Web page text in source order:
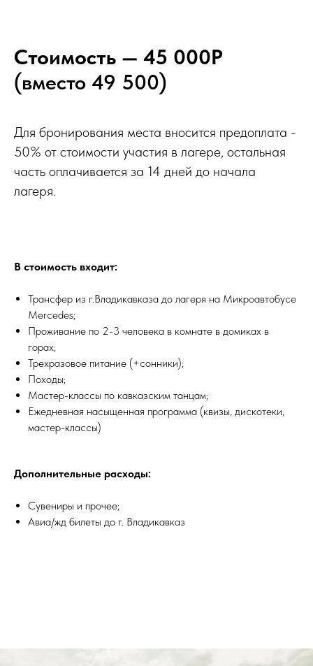
Стоимость — 45 000Р
(вместо 49 500)
Для бронирования места вносится предоплата -
50% от стоимости участия в лагере, остальная
часть оплачивается за 14 дней до начала
лагеря.
В стоимость входит:
Трансфер из г.Владикавказа до лагеря на Микроавтобусе
Mercedes;
Проживание по 2-3 человека в комнате в домиках в
горах;
Трехразовое питание (+сонники);
Походы;
Мастер-классы по кавказским танцам;
Ежедневная насыщенная программа (квизы, дискотеки,
мастер-классы)
Дополнительные расходы:
Сувениры и прочее;
Авиа/жд билеты до г. Владикавказ